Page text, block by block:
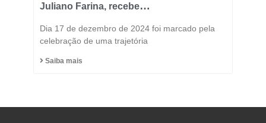
Juliano Farina, recebe
Honorário do Município
Dia 17 de dezembro de 2024 foi marcado pela
celebração de uma trajetória
Saiba mais